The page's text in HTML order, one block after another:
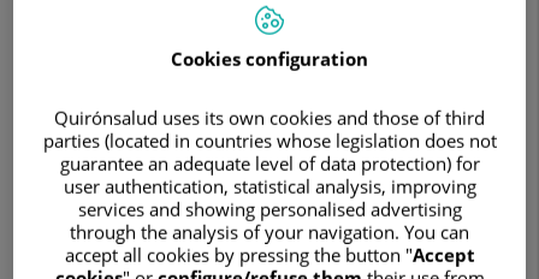
HOSPITAL UNIVERSITARI GENERAL DE CATALUNYA
PSIQUIATRÍA DEL NIÑO Y ADOLESCENTE
El Síndrome de Asperger, es una realidad que a menudo pasa
desapercibida. Hay personas que llegan a la edad adulta sin
un diagnóstico, pese a llevar años sintiendo que ciertas
situaciones sociales, laborales o sensoriales les exigen un
esfuerzo desproporcionado, como si la vida cotidiana les
pidiera un plus de adaptación que otras personas no
Cookies configuration
Quirónsalud uses its own cookies and those of third
parties (located in countries whose legislation does not
guarantee an adequate level of data protection) for
user authentication, statistical analysis, improving
services and showing personalised advertising
through the analysis of your navigation. You can
accept all cookies by pressing the button "Accept